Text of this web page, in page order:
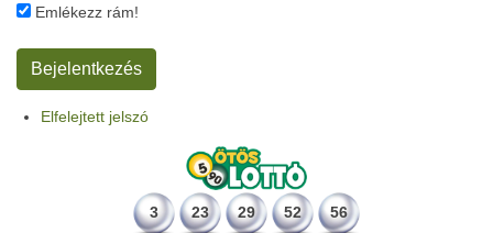
Emlékezz rám!
Elfelejtett jelszó
3 23 29 52 56